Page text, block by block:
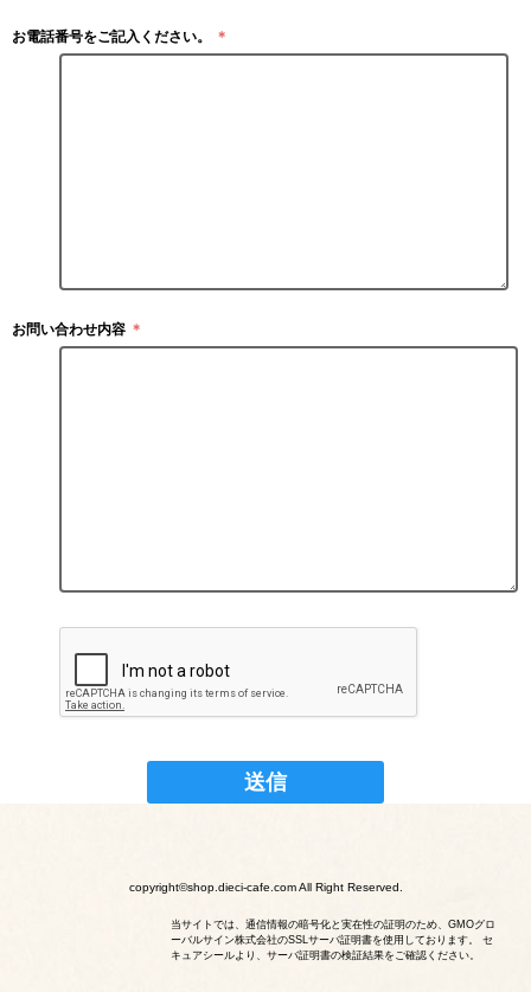
お電話番号をご記入ください。 ＊
お問い合わせ内容 ＊
copyright©shop.dieci-cafe.com All Right Reserved.
当サイトでは、通信情報の暗号化と実在性の証明のため、GMOグロ
ーバルサイン株式会社のSSLサーバ証明書を使用しております。 セ
キュアシールより、サーバ証明書の検証結果をご確認ください。